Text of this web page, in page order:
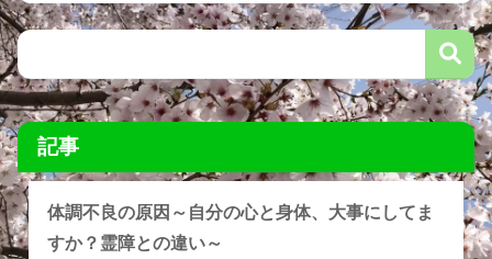
記事
体調不良の原因～自分の心と身体、大事にしてま
すか？霊障との違い～